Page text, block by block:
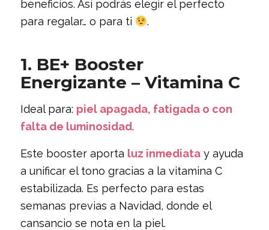
beneficios. Así podrás elegir el perfecto
para regalar… o para ti
.
1. BE+ Booster
Energizante – Vitamina C
Ideal para: piel apagada, fatigada o con
falta de luminosidad.
Este booster aporta luz inmediatay ayuda
a unificar el tono gracias a la vitamina C
estabilizada. Es perfecto para estas
semanas previas a Navidad, donde el
cansancio se nota en la piel.